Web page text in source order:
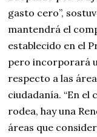
gasto cero”,
mantendrá el
establecido en el
pero incorporará
respecto a las
ciudadanía. “En
rodea, hay una
áreas que